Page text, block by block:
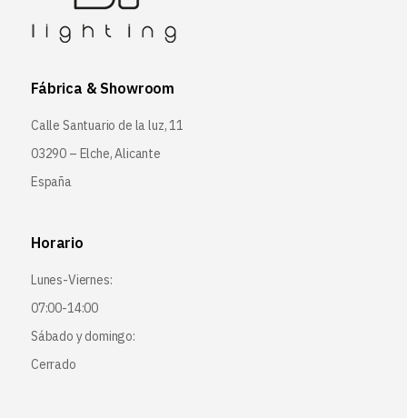
Fábrica & Showroom
Calle Santuario de la luz, 11
03290 – Elche, Alicante
España
Horario
Lunes-Viernes:
07:00-14:00
Sábado y domingo:
Cerrado